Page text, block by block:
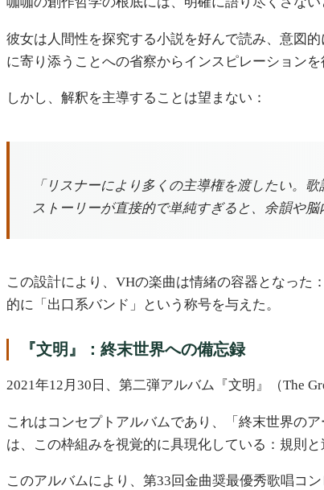
彼女は人間性を探究する小説を好んで読み、意図
に寄り添うことへの省察からインスピレーションを
しかし、解釈を主導することは望まない：
「リスナーにより多くの主導権を渡したい。
ストーリーが直接的で単純すぎると、余韻や
この設計により、VHの楽曲は情緒の容器となった
的に「出口系バンド」という称号を与えた。
『文明』：終末世界への備忘録
2021年12月30日、第二弾アルバム『文明』（The
これはコンセプトアルバムであり、「終末世界の
は、この枠組みを視覚的に具現化している：規則と
このアルバムにより、第33回金曲奨最優秀歌唱コ